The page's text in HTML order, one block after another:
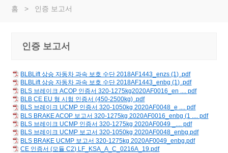
홈 > 인증 보고서
인증 보고서
BLBLift 상승 자동차 과속 보호 수단 2018AF1443_enzs (1) .pdf
BLBLift 상승 자동차 과속 보호 수단 2018AF1443_enbg (1) .pdf
BLS 브레이크 ACOP 인증서 320-1275kg2020AF0016_en .... pdf
BLB CE EU 형 시험 인증서 (450-2500kg) .pdf
BLS 브레이크 UCMP 인증서 320-1050kg 2020AF0048_e .... pdf
BLS BRAKE ACOP 보고서 320-1275kg 2020AF0016_enbg (1 .... pdf
BLS 브레이크 UCMP 인증서 320-1275kg 2020AF0049 _.... pdf
BLS 브레이크 UCMP 보고서 320-1050kg 2020AF0048_enbg.pdf
BLS BRAKE UCMP 보고서 320-1275kg 2020AF0049_enbg.pdf
CE 인증서 (모듈 C2) LF_KSA_A_C_0216A_19.pdf